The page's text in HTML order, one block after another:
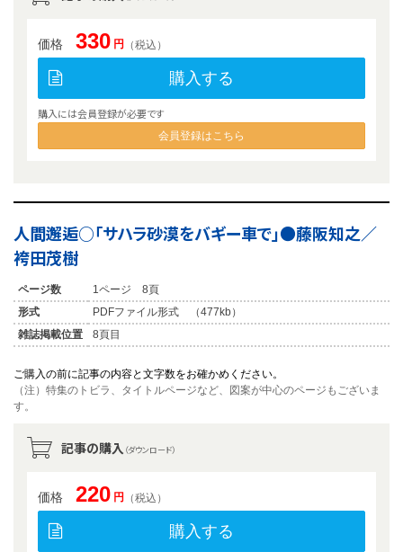
価格 330 円 （税込）
購入する
購入には会員登録が必要です
会員登録はこちら
人間邂逅○「サハラ砂漠をバギー車で」●藤阪知之／
袴田茂樹
ページ数
1ページ 8頁
形式
PDFファイル形式 （477kb）
雑誌掲載位置
8頁目
ご購入の前に記事の内容と文字数をお確かめください。
（注）特集のトビラ、タイトルページなど、図案が中心のページもございま
す。
記事の購入 （ダウンロード）
価格 220 円 （税込）
購入する